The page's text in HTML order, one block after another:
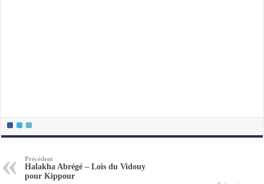
Précédent
Halakha Abrégé – Lois du Vidouy
pour Kippour